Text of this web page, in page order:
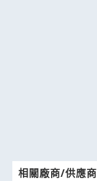
相關廠商/供應商